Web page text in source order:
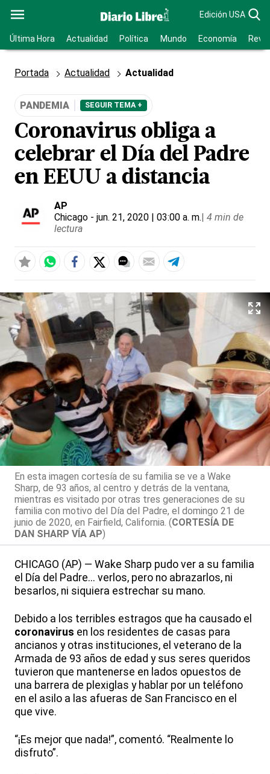
Edición USA
Última Hora Actualidad Política Mundo Economía
Portada Actualidad Actualidad
PANDEMIA SEGUIR TEMA +
Coronavirus obliga a
celebrar el Día del Padre
en EEUU a distancia
AP
Chicago - jun. 21, 2020 | 03:00 a. m.| 4 min de
lectura
En esta imagen cortesía de su familia se ve a Wake
Sharp, de 93 años, al centro y detrás de la ventana,
mientras es visitado por otras tres generaciones de su
familia con motivo del Día del Padre, el domingo 21 de
junio de 2020, en Fairfield, California. (CORTESÍA DE
DAN SHARP VÍA AP)
CHICAGO (AP) — Wake Sharp pudo ver a su familia
el Día del Padre... verlos, pero no abrazarlos, ni
besarlos, ni siquiera estrechar su mano.
Debido a los terribles estragos que ha causado el
coronavirus en los residentes de casas para
ancianos y otras instituciones, el veterano de la
Armada de 93 años de edad y sus seres queridos
tuvieron que mantenerse en lados opuestos de
una barrera de plexiglas y hablar por un teléfono
en el asilo a las afueras de San Francisco en el
que vive.
“¡Es mejor que nada!”, comentó. “Realmente lo
disfruto”.